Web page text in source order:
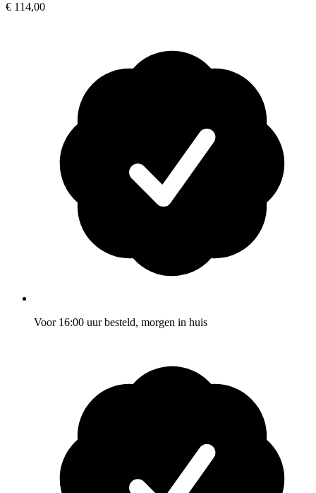
€ 114,00
Voor 16:00 uur besteld, morgen in huis